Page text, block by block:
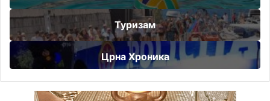
Туризам
Црна Хроника